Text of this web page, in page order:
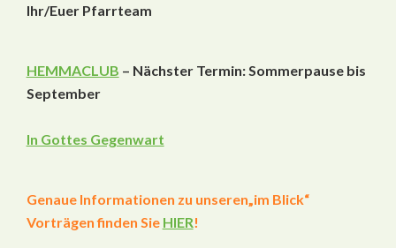
Ihr/Euer Pfarrteam
HEMMACLUB – Nächster Termin: Sommerpause bis
September
In Gottes Gegenwart
Genaue Informationen zu unseren„im Blick“
Vorträgenfinden Sie HIER!